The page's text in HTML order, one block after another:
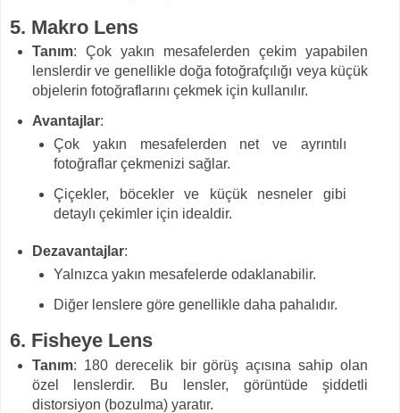
5. Makro Lens
Tanım: Çok yakın mesafelerden çekim yapabilen
lenslerdir ve genellikle doğa fotoğrafçılığı veya küçük
objelerin fotoğraflarını çekmek için kullanılır.
Avantajlar:
Çok yakın mesafelerden net ve ayrıntılı
fotoğraflar çekmenizi sağlar.
Çiçekler, böcekler ve küçük nesneler gibi
detaylı çekimler için idealdir.
Dezavantajlar:
Yalnızca yakın mesafelerde odaklanabilir.
Diğer lenslere göre genellikle daha pahalıdır.
6. Fisheye Lens
Tanım: 180 derecelik bir görüş açısına sahip olan
özel lenslerdir. Bu lensler, görüntüde şiddetli
distorsiyon (bozulma) yaratır.